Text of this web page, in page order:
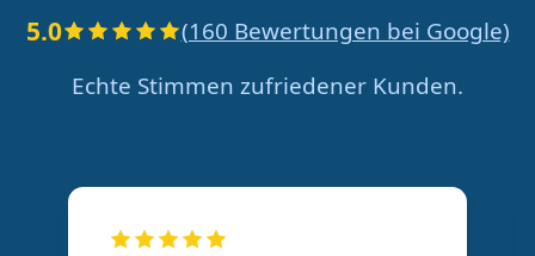
5.0
(160 Bewertungen bei Google)
Echte Stimmen zufriedener Kunden.